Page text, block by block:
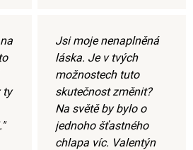
ty
Jsi moje nenaplněná
láska. Je v tvých
možnostech tuto
skutečnost změnit?
Na světě by bylo o
jednoho šťastného
chlapa víc. Valentýn